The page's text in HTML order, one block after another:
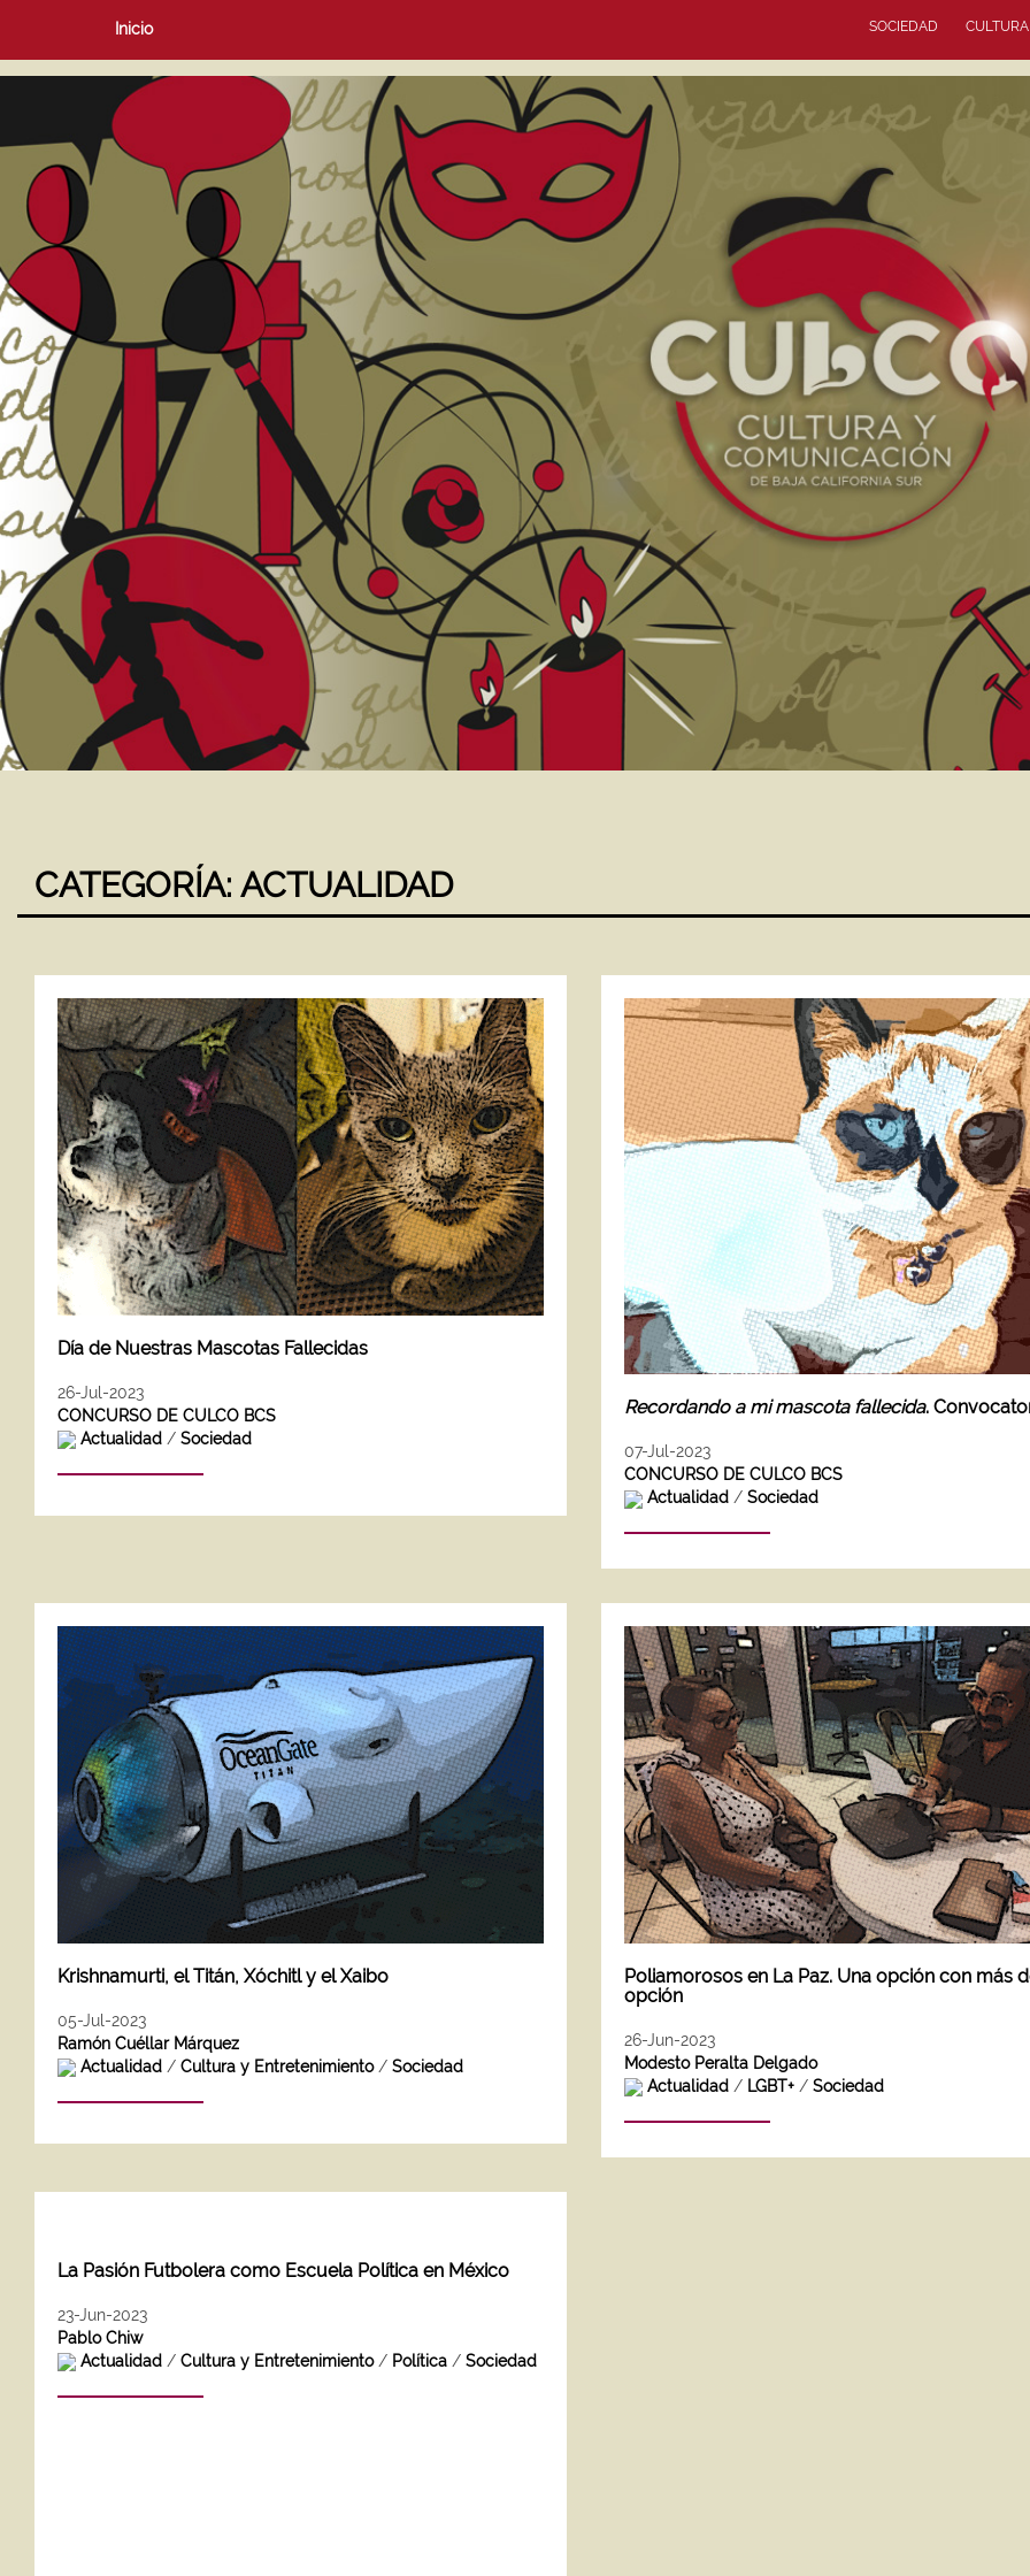
Inicio SOCIEDAD CULTURA
CATEGORÍA: ACTUALIDAD
Día de Nuestras Mascotas Fallecidas
26-Jul-2023
CONCURSO DE CULCO BCS
Actualidad / Sociedad
Recordando a mi mascota fallecida.
07-Jul-2023
CONCURSO DE CULCO BCS
Actualidad/ Sociedad
Krishnamurti, el Titán, Xóchitl y el Xaibo
05-Jul-2023
Ramón Cuéllar Márquez
Actualidad / Cultura y Entretenimiento/ Sociedad
Poliamorosos en La Paz. Una opción con más
opción
26-Jun-2023
Modesto Peralta Delgado
Actualidad/ LGBT+/ Sociedad
La Pasión Futbolera como Escuela Política en México
23-Jun-2023
Pablo Chiw
Actualidad / Cultura y Entretenimiento/ Política / Sociedad